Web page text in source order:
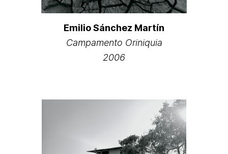
Emilio Sánchez Martín
Campamento Oriniquia
2006